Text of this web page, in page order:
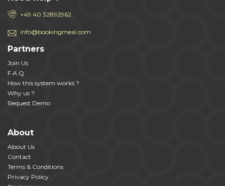
+49 40 32892962
info@bookingmeal.com
Partners
Join Us
F.A.Q
How this system works ?
Why us ?
Request Demo
About
About Us
Contact
Terms & Conditions
Privacy Policy